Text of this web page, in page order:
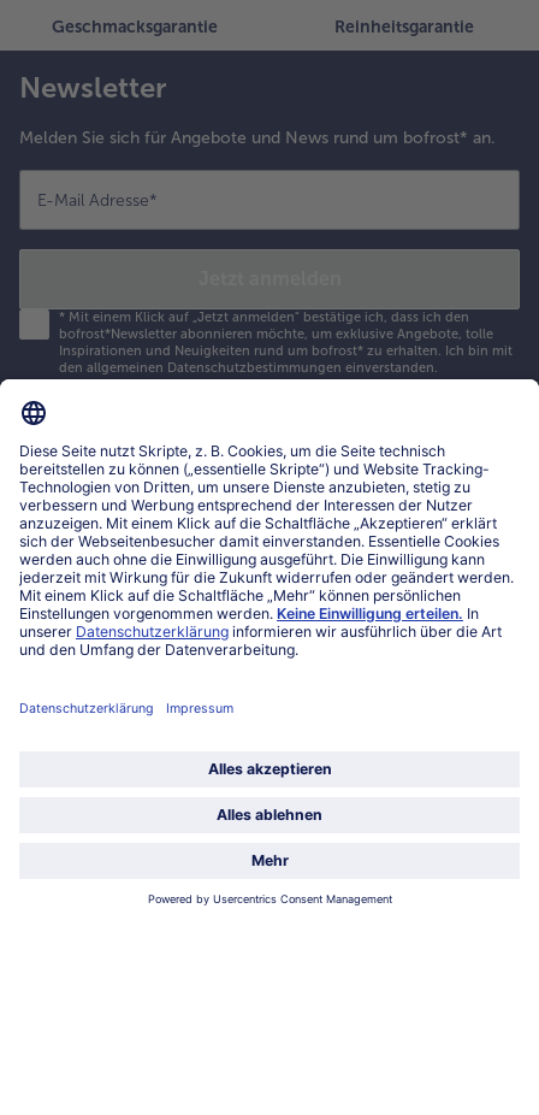
Geschmacksgarantie Reinheitsgarantie
Newsletter
Melden Sie sich für Angebote und News rund um bofrost* an.
E-Mail Adresse*
* Mit einem Klick auf „Jetzt anmelden" bestätige ich, dass ich den
bofrost*Newsletter abonnieren möchte, um exklusive Angebote, tolle
Inspirationen und Neuigkeiten rund um bofrost* zu erhalten. Ich bin mit
den allgemeinen Datenschutzbestimmungen einverstanden.
Mein bofrost*
www.bofrost.lu
service@bofrost.lu
027863232
Mo-Fr. von 7 bis 20 Uhr